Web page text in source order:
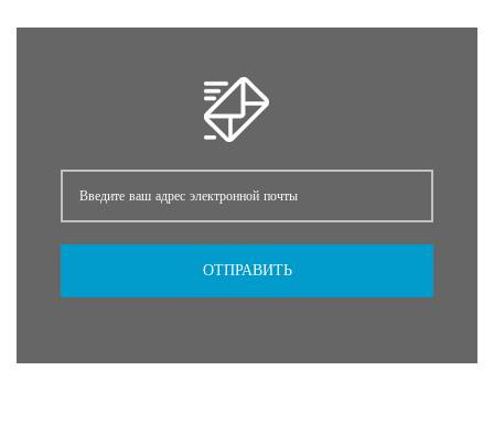
ОТПРАВИТЬ